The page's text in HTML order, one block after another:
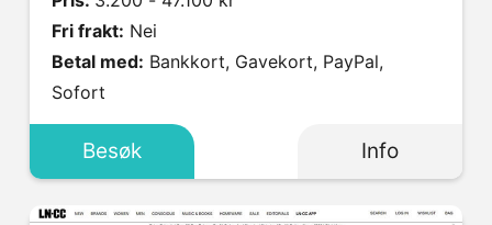
Fri frakt: Nei
Betal med:
Sofort
Besøk Info